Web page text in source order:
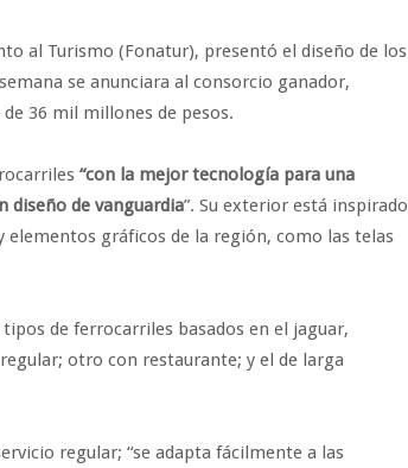
al Turismo (Fonatur), presentó el diseño de los
se anunciara al consorcio ganador,
36 mil millones de pesos.
“con la mejor tecnología para una
diseño de vanguardia”. Su exterior está inspirado
gráficos de la región, como las telas
de ferrocarriles basados en el jaguar,
otro con restaurante; y el de larga
regular; “se adapta fácilmente a las